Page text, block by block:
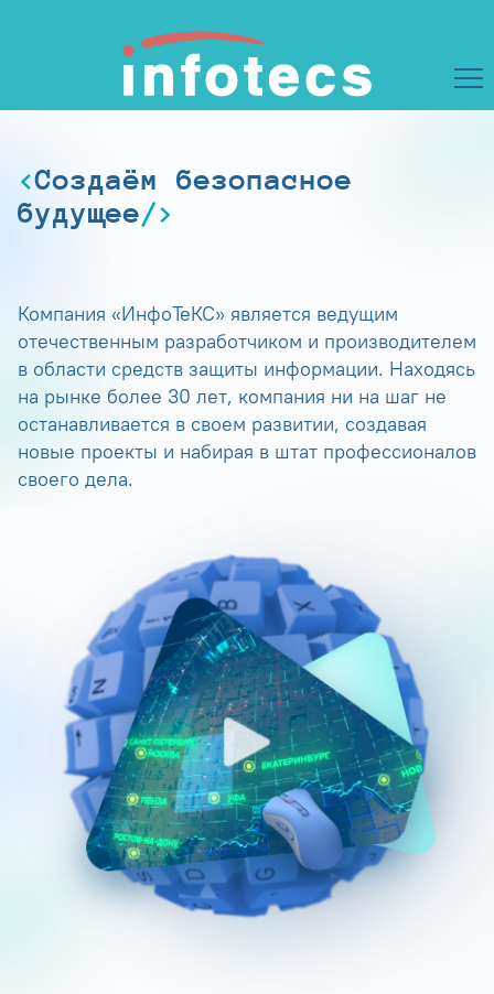
Создаём безопасное
будущее
Компания «ИнфоТеКС» является ведущим
отечественным разработчиком и производителем
в области средств защиты информации. Находясь
на рынке более 30 лет, компания ни на шаг не
останавливается в своем развитии, создавая
новые проекты и набирая в штат профессионалов
своего дела.